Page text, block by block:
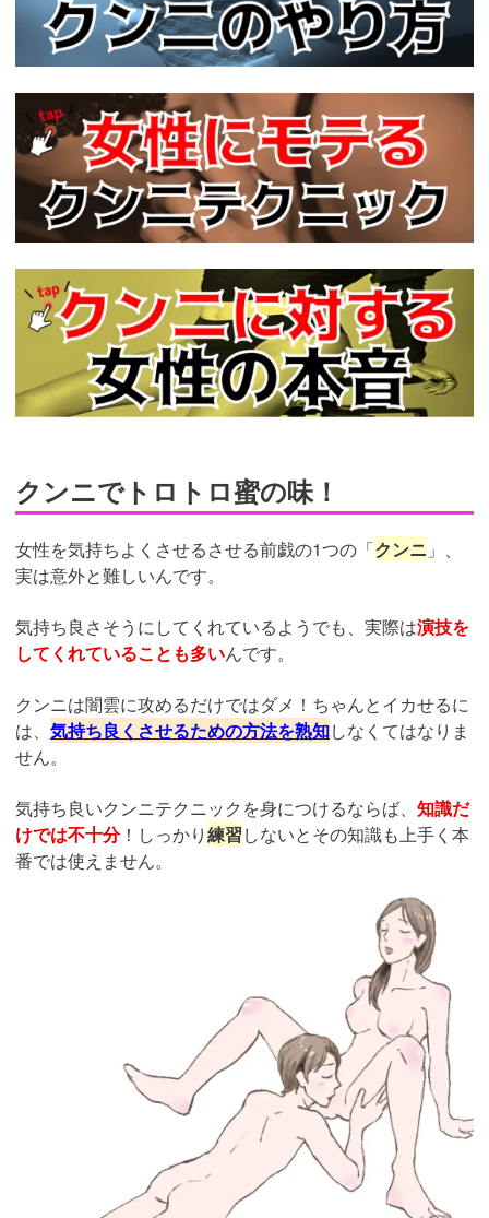
https://trip-
partner.jp/8497
https://trip-
partner.jp/10627
クンニでトロトロ蜜の味！
女性を気持ちよくさせるさせる前戯の1つの「クンニ 」、
実は意外と難しいんです。
気持ち良さそうにしてくれているようでも、実際は演技を
してくれていることも多いんです。
クンニは闇雲に攻めるだけではダメ！ちゃんとイカせるに
は、 気持ち良くさせるための方法を熟知しなくてはなりま
せん。
気持ち良いクンニテクニックを身につけるならば、 知識だ
けでは不十分！しっかり練習しないとその知識も上手く本
番では使えません。